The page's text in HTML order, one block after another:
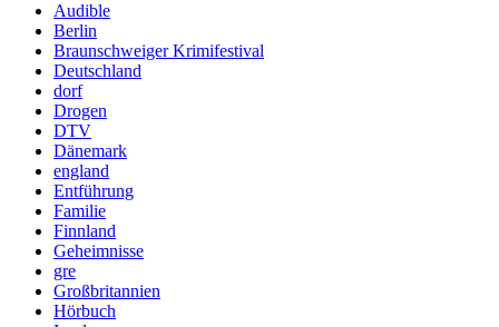
Audible
Berlin
Braunschweiger Krimifestival
Deutschland
dorf
Drogen
DTV
Dänemark
england
Entführung
Familie
Finnland
Geheimnisse
gre
Großbritannien
Hörbuch